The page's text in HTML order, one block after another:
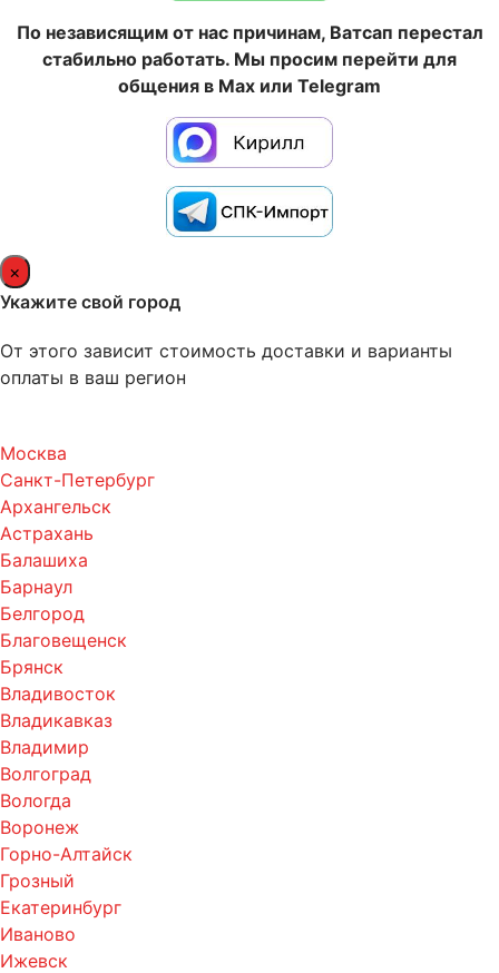
По независящим от нас причинам, Ватсап перестал
стабильно работать. Мы просим перейти для
общения в Max или Telegram
×
Укажите свой город
От этого зависит стоимость доставки и варианты
оплаты в ваш регион
Москва
Санкт-Петербург
Архангельск
Астрахань
Балашиха
Барнаул
Белгород
Благовещенск
Брянск
Владивосток
Владикавказ
Владимир
Волгоград
Вологда
Воронеж
Горно-Алтайск
Грозный
Екатеринбург
Иваново
Ижевск